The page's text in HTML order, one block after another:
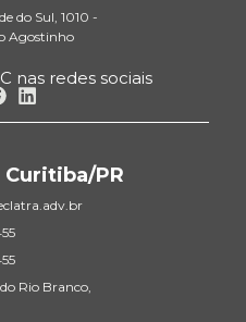
do Sul, 1010 -
Agostinho
nas redes sociais
PR
Rio Branco,